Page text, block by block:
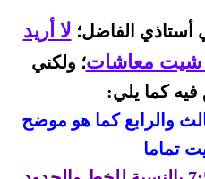
الفاضل؛ لا أريد
شيت معاشات؛ ولكني
فيه كما يلي:
والرابع كما هو موضح
تماما